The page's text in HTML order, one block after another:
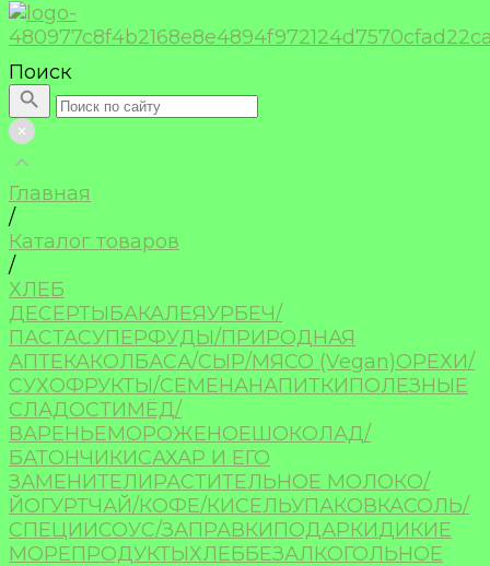
Поиск
Главная
/
Каталог товаров
/
ХЛЕБ
ДЕСЕРТЫБАКАЛЕЯУРБЕЧ/
ПАСТАСУПЕРФУДЫ/ПРИРОДНАЯ
АПТЕКАКОЛБАСА/СЫР/МЯСО (Vegan)ОРЕХИ/
СУХОФРУКТЫ/СЕМЕНАНАПИТКИПОЛЕЗНЫЕ
СЛАДОСТИМЁД/
ВАРЕНЬЕМОРОЖЕНОЕШОКОЛАД/
БАТОНЧИКИСАХАР И ЕГО
ЗАМЕНИТЕЛИРАСТИТЕЛЬНОЕ МОЛОКО/
ЙОГУРТЧАЙ/КОФЕ/КИСЕЛЬУПАКОВКАСОЛЬ/
СПЕЦИИСОУС/ЗАПРАВКИПОДАРКИДИКИЕ
МОРЕПРОДУКТЫХЛЕББЕЗАЛКОГОЛЬНОЕ